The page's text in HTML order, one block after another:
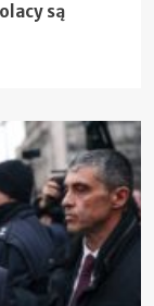
są